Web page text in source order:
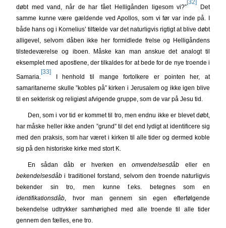
døbt med vand, når de har fået Helligånden ligesom vi?”
[32]
Det
samme kunne være gældende ved Apollos, som vi før var inde på. I
både hans og i Kornelius’ tilfælde var det naturligvis rigtigt at blive døbt
alligevel, selvom dåben ikke her formidlede frelse og Helligåndens
tilstedeværelse og iboen. Måske kan man anskue det analogt til
eksemplet med apostlene, der tilkaldes for at bede for de nye troende i
Samaria.
[33]
I henhold til mange fortolkere er pointen her, at
samaritanerne skulle ”kobles på” kirken i Jerusalem og ikke igen blive
til en sekterisk og religiøst afvigende gruppe, som de var på Jesu tid.
Den, som i vor tid er kommet til tro, men endnu ikke er blevet døbt,
har måske heller ikke anden ”grund” til det end lydigt at identificere sig
med den praksis, som har været i kirken til alle tider og dermed koble
sig på den historiske kirke med stort K.
En sådan dåb er hverken enomvendelsesdåb eller en
bekendelsesdåb i traditionel forstand, selvom den troende naturligvis
bekender sin tro, men kunne f.eks. betegnes som en
identifikationsdåb, hvor man gennem sin egen efterfølgende
bekendelse udtrykker samhørighed med alle troende til alle tider
gennem den fælles, ene tro.